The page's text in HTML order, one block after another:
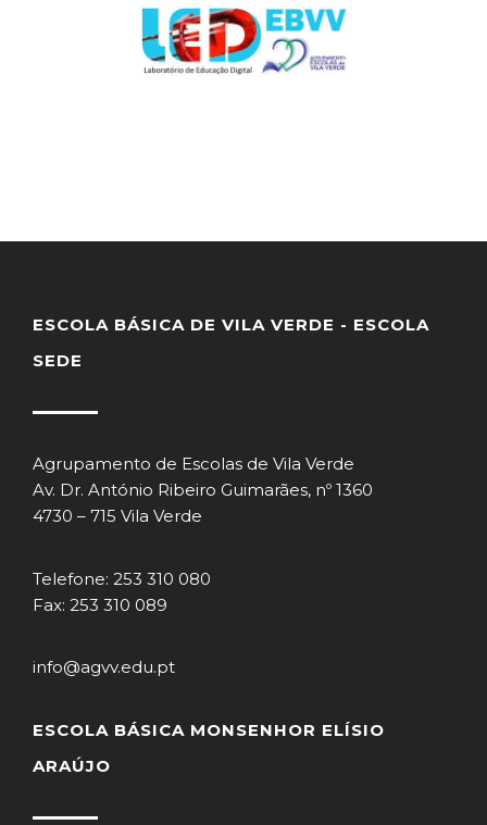
ESCOLA BÁSICA DE VILA VERDE - ESCOLA
SEDE
Agrupamento de Escolas de Vila Verde
Av. Dr. António Ribeiro Guimarães, nº 1360
4730 – 715 Vila Verde
Telefone: 253 310 080
Fax: 253 310 089
info@agvv.edu.pt
ESCOLA BÁSICA MONSENHOR ELÍSIO
ARAÚJO